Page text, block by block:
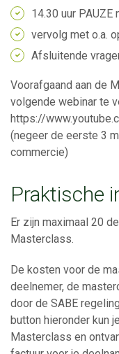
14.30 uur
vervolg met o.a.
Afsluitende
Voorafgaand aan de
volgende webinar te
https://
(negeer de eerste 3
commercie)
Praktische
Er zijn maximaal 20
Masterclass.
De kosten voor de
deelnemer, de
door de SABE
button hieronder kun
Masterclass en